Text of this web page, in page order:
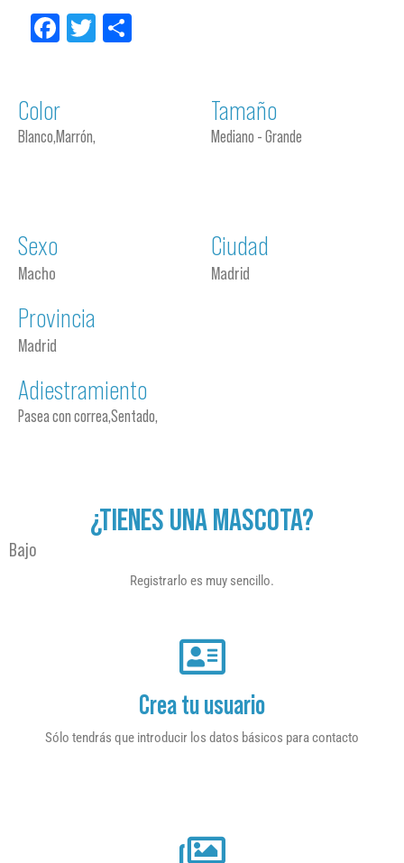
Facebook
Twitter
Color
Blanco,Marrón,
Tamaño
Mediano - Grande
Sexo
Macho
Ciudad
Madrid
Provincia
Madrid
Adiestramiento
Pasea con correa,Sentado,
¿TIENES UNA MASCOTA?
Bajo
Registrarlo es muy sencillo.
Crea tu usuario
Sólo tendrás que introducir los datos básicos para contacto